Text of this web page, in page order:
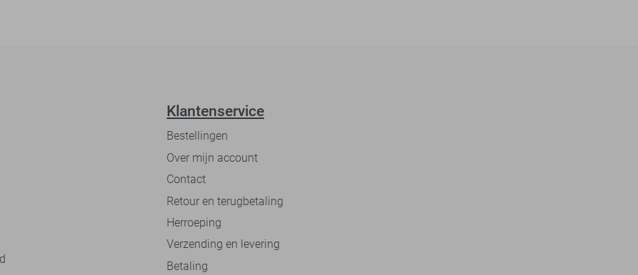
Klantenservice
Bestellingen
Over mijn account
Contact
Retour en terugbetaling
Herroeping
Verzending en levering
Betaling